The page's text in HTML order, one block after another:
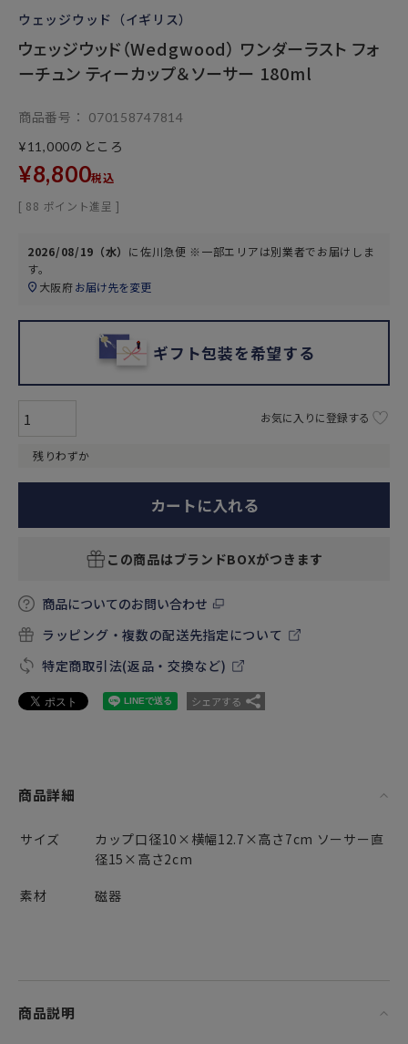
ウェッジウッド（イギリス）
ウェッジウッド（Wedgwood） ワンダーラスト フォ
ーチュン ティーカップ＆ソーサー 180ml
商品番号
070158747814
¥11,000のところ
¥8,800税込
[ 88 ポイント進呈 ]
2026/08/19（水） に佐川急便 ※一部エリアは別業者でお届けしま
す。
大阪府お届け先を変更
ギフト包装を希望する
残りわずか
お気に入りに登録する
カートに入れる
この商品はブランドBOXがつきます
商品についてのお問い合わせ
ラッピング・複数の配送先指定について
特定商取引法(返品・交換など)
シェアする
商品詳細
サイズ
カップ口径10×横幅12.7×高さ7cm ソーサー直
径15×高さ2cm
素材
磁器
商品説明